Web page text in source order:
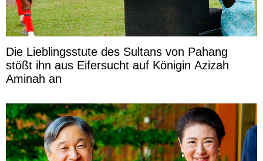
Die Lieblingsstute des Sultans von Pahang
stößt ihn aus Eifersucht auf Königin Azizah
Aminah an